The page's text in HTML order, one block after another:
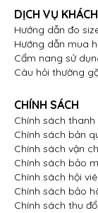
DỊCH VỤ
Hướng dẫn đo
Hướng dẫn mua
Cẩm nang sử
Câu hỏi thường
CHÍNH SÁCH
Chính sách
Chính sách bản
Chính sách vận
Chính sách bảo
Chính sách hội
Chính sách bảo
Chính sách thu đổi